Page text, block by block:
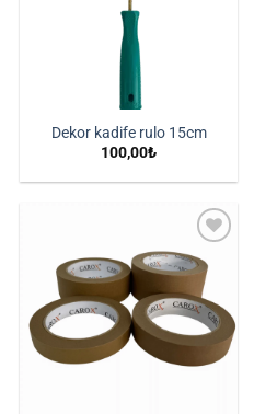
Dekor kadife rulo 15cm
100,00₺
İstek
Listeme
Ekle